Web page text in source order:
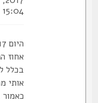
15:04
אחוז הנחה.
בכלל לא
אותי מה
כאמור בסופו